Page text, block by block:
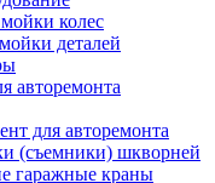
колес
деталей
авторемонта
для авторемонта
(съемники) шкворней
гаражные краны